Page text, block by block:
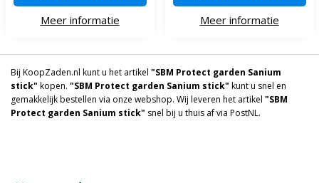
Meer informatie Meer informatie
Bij KoopZaden.nl kunt u het artikel "SBM Protect garden Sanium
stick" kopen. "SBM Protect garden Sanium stick" kunt u snel en
gemakkelijk bestellen via onze webshop. Wij leveren het artikel "SBM
Protect garden Sanium stick" snel bij u thuis af via PostNL.